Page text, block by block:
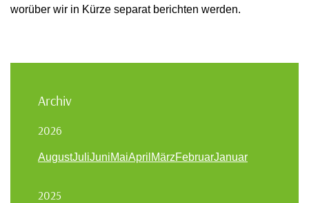
worüber wir in Kürze separat berichten werden.
Archiv
2026
AugustJuliJuniMaiApril MärzFebruarJanuar
2025